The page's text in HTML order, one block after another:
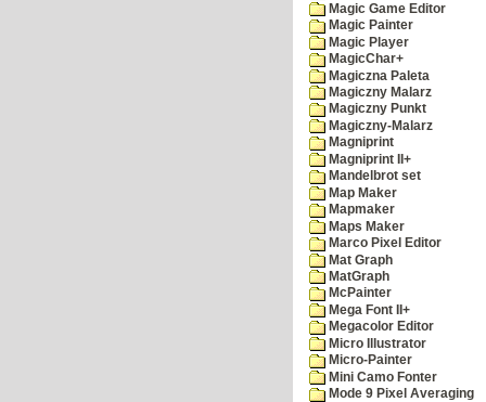
Magic Game Editor
Magic Painter
Magic Player
MagicChar+
Magiczna Paleta
Magiczny Malarz
Magiczny Punkt
Magiczny-Malarz
Magniprint
Magniprint II+
Mandelbrot set
Map Maker
Mapmaker
Maps Maker
Marco Pixel Editor
Mat Graph
MatGraph
McPainter
Mega Font II+
Megacolor Editor
Micro Illustrator
Micro-Painter
Mini Camo Fonter
Mode 9 Pixel Averaging